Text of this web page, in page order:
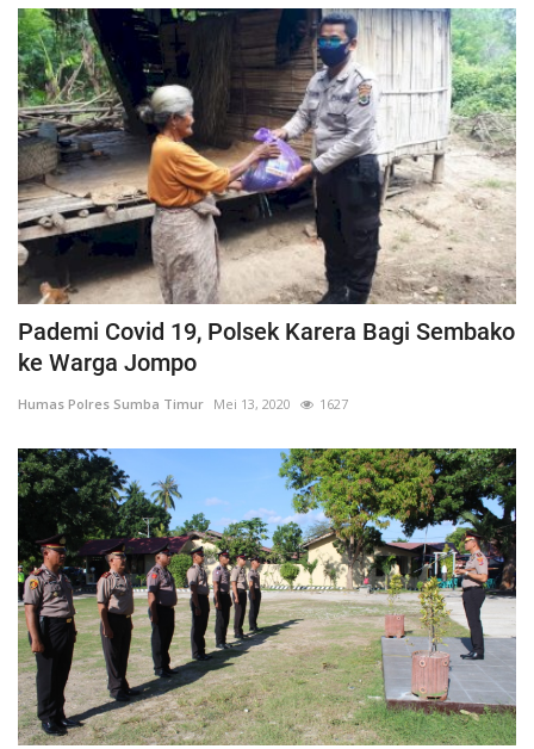
Pademi Covid 19, Polsek Karera Bagi Sembako
ke Warga Jompo
Humas Polres Sumba Timur Mei 13, 2020 1627